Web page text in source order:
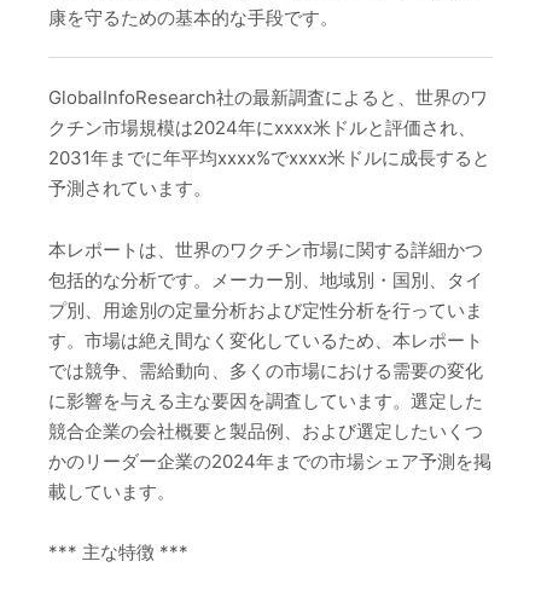
康を守るための基本的な手段です。
GlobalInfoResearch社の最新調査によると、世界のワ
クチン市場規模は2024年にxxxx米ドルと評価され、
2031年までに年平均xxxx%でxxxx米ドルに成長すると
予測されています。
本レポートは、世界のワクチン市場に関する詳細かつ
包括的な分析です。メーカー別、地域別・国別、タイ
プ別、用途別の定量分析および定性分析を行っていま
す。市場は絶え間なく変化しているため、本レポート
では競争、需給動向、多くの市場における需要の変化
に影響を与える主な要因を調査しています。選定した
競合企業の会社概要と製品例、および選定したいくつ
かのリーダー企業の2024年までの市場シェア予測を掲
載しています。
*** 主な特徴 ***